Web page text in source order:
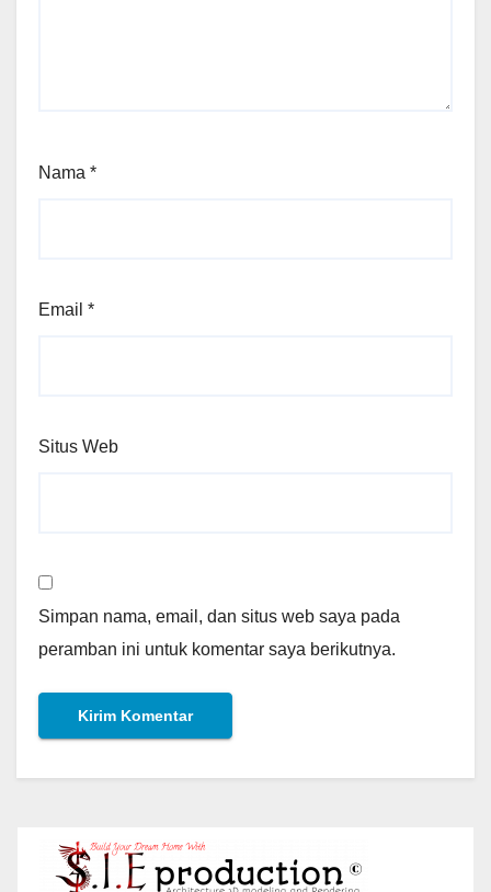
Nama *
Email *
Situs Web
Simpan nama, email, dan situs web saya pada
peramban ini untuk komentar saya berikutnya.